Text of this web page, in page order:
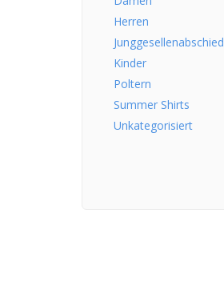
Herren
Junggesellenabschied
Kinder
Poltern
Summer Shirts
Unkategorisiert